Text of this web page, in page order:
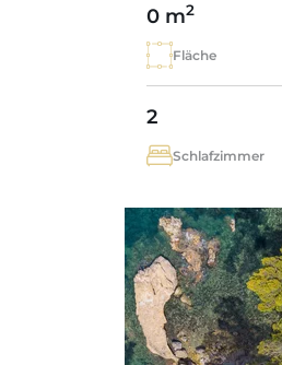
0 m2
Fläche
2
Schlafzimmer